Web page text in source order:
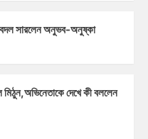
বদল সারলেন অনুভব-অনুষ্কা
মিঠুন,অভিনেতাকে দেখে কী বললেন